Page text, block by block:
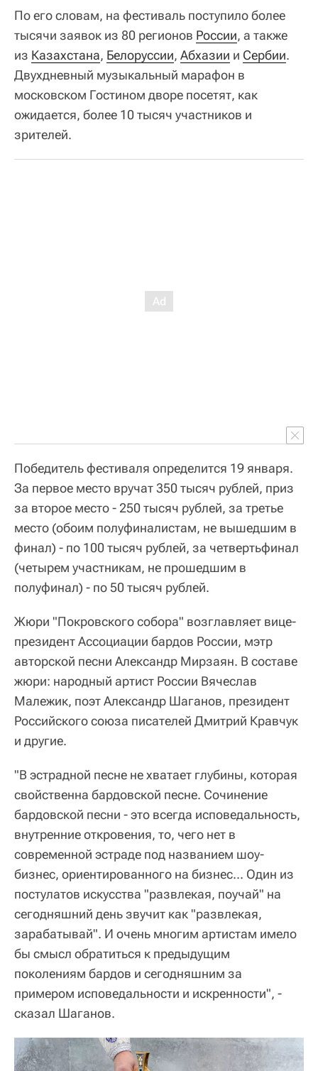
По его словам, на фестиваль поступило более
тысячи заявок из 80 регионов России, а также
из Казахстана, Белоруссии, Абхазии и Сербии.
Двухдневный музыкальный марафон в
московском Гостином дворе посетят, как
ожидается, более 10 тысяч участников и
зрителей.
Победитель фестиваля определится 19 января.
За первое место вручат 350 тысяч рублей, приз
за второе место - 250 тысяч рублей, за третье
место (обоим полуфиналистам, не вышедшим в
финал) - по 100 тысяч рублей, за четвертьфинал
(четырем участникам, не прошедшим в
полуфинал) - по 50 тысяч рублей.
Жюри "Покровского собора" возглавляет вице-
президент Ассоциации бардов России, мэтр
авторской песни Александр Мирзаян. В составе
жюри: народный артист России Вячеслав
Малежик, поэт Александр Шаганов, президент
Российского союза писателей Дмитрий Кравчук
и другие.
"В эстрадной песне не хватает глубины, которая
свойственна бардовской песне. Сочинение
бардовской песни - это всегда исповедальность,
внутренние откровения, то, чего нет в
современной эстраде под названием шоу-
бизнес, ориентированного на бизнес... Один из
постулатов искусства "развлекая, поучай" на
сегодняшний день звучит как "развлекая,
зарабатывай". И очень многим артистам имело
бы смысл обратиться к предыдущим
поколениям бардов и сегодняшним за
примером исповедальности и искренности", -
сказал Шаганов.